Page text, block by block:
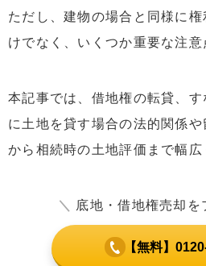
ただし、建物の場合と同様に
けでなく、いくつか重要な注意
本記事では、借地権の転貸、
に土地を貸す場合の法的関係
から相続時の土地評価まで幅広
＼ 底地・借地権売却を
【無料】